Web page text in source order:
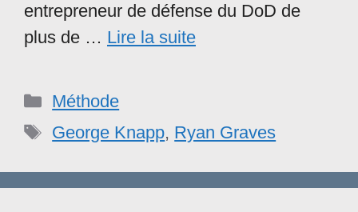
entrepreneur de défense du DoD de
plus de … Lire la suite
Catégories
Méthode
Étiquettes
George Knapp, Ryan Graves